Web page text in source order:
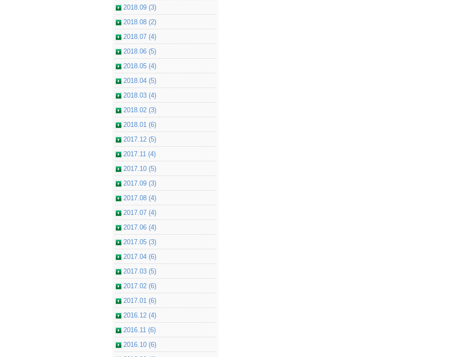
2018.09 (3)
2018.08 (2)
2018.07 (4)
2018.06 (5)
2018.05 (4)
2018.04 (5)
2018.03 (4)
2018.02 (3)
2018.01 (6)
2017.12 (5)
2017.11 (4)
2017.10 (5)
2017.09 (3)
2017.08 (4)
2017.07 (4)
2017.06 (4)
2017.05 (3)
2017.04 (6)
2017.03 (5)
2017.02 (6)
2017.01 (6)
2016.12 (4)
2016.11 (6)
2016.10 (6)